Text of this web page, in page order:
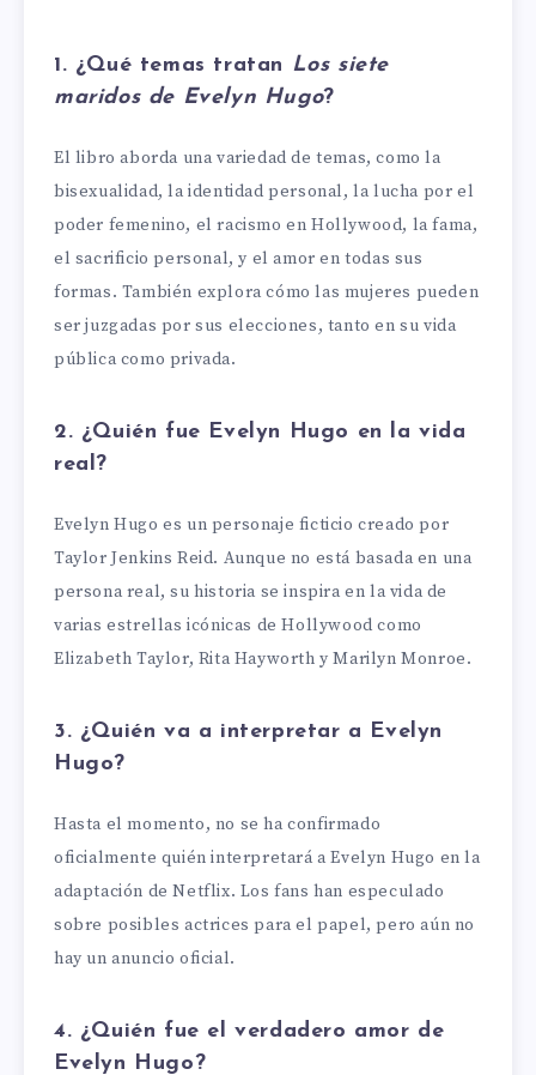
1. ¿Qué temas tratan Los siete
maridos de Evelyn Hugo?
El libro aborda una variedad de temas, como la
bisexualidad, la identidad personal, la lucha por el
poder femenino, el racismo en Hollywood, la fama,
el sacrificio personal, y el amor en todas sus
formas. También explora cómo las mujeres pueden
ser juzgadas por sus elecciones, tanto en su vida
pública como privada.
2. ¿Quién fue Evelyn Hugo en la vida
real?
Evelyn Hugo es un personaje ficticio creado por
Taylor Jenkins Reid. Aunque no está basada en una
persona real, su historia se inspira en la vida de
varias estrellas icónicas de Hollywood como
Elizabeth Taylor, Rita Hayworth y Marilyn Monroe.
3. ¿Quién va a interpretar a Evelyn
Hugo?
Hasta el momento, no se ha confirmado
oficialmente quién interpretará a Evelyn Hugo en la
adaptación de Netflix. Los fans han especulado
sobre posibles actrices para el papel, pero aún no
hay un anuncio oficial.
4. ¿Quién fue el verdadero amor de
Evelyn Hugo?